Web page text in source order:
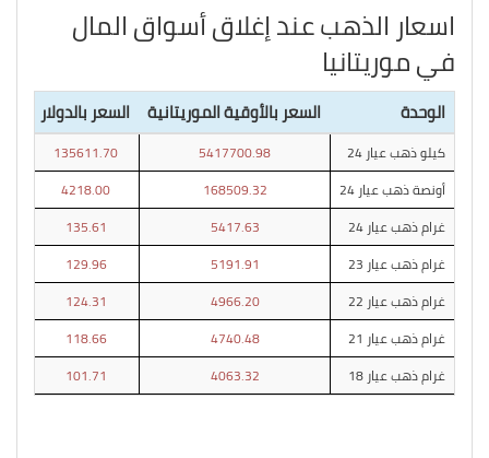
اسعار الذهب عند إغلاق أسواق المال
في موريتانيا
الوحدة السعر بالأوقية الموريتانية السعر بالدولار
كيلو ذهب عيار 24 5417700.98
135611.70
أونصة ذهب عيار 24
168509.32
4218.00
غرام ذهب عيار 24
5417.63
135.61
غرام ذهب عيار 23
5191.91
129.96
غرام ذهب عيار 22
4966.20
124.31
غرام ذهب عيار 21
4740.48
118.66
غرام ذهب عيار 18
4063.32
101.71